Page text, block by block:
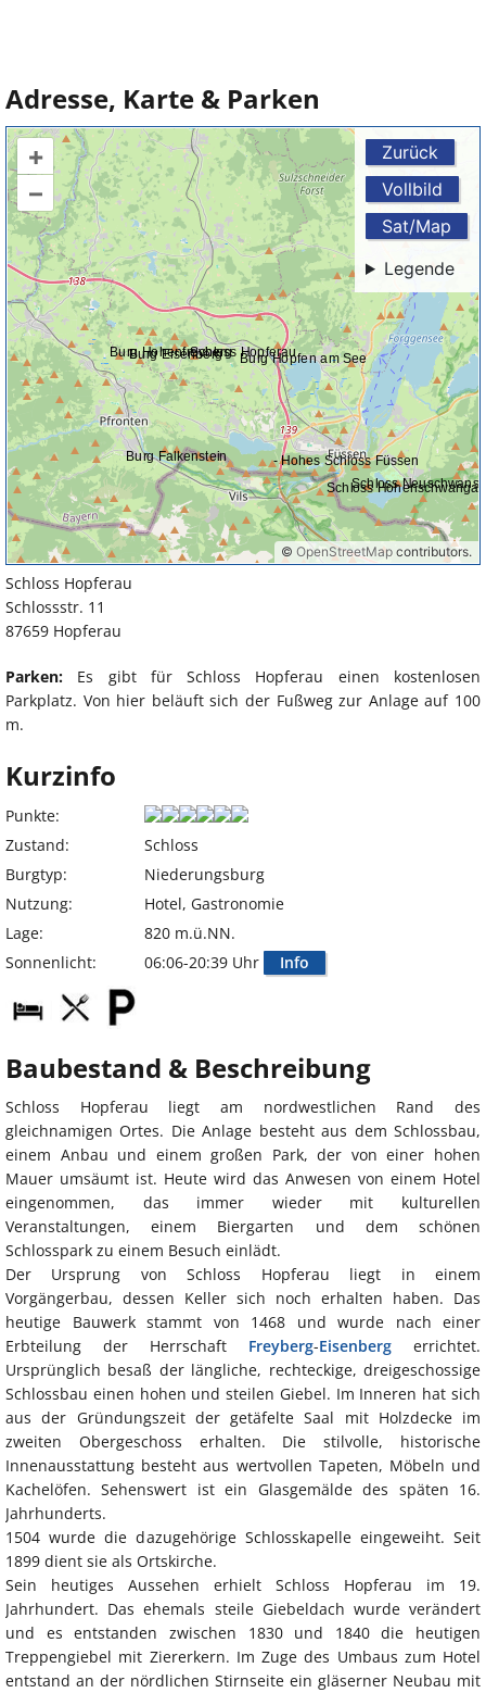
Adresse, Karte & Parken
Schloss Hopferau
Schlossstr. 11
87659 Hopferau
Parken: Es gibt für Schloss Hopferau einen kostenlosen
Parkplatz. Von hier beläuft sich der Fußweg zur Anlage auf 100
m.
Kurzinfo
Punkte:
Zustand:
Schloss
Burgtyp:
Niederungsburg
Nutzung:
Hotel, Gastronomie
Lage:
820 m.ü.NN.
Sonnenlicht:
06:06-20:39 Uhr Info
Baubestand & Beschreibung
Schloss Hopferau liegt am nordwestlichen Rand des
gleichnamigen Ortes. Die Anlage besteht aus dem Schlossbau,
einem Anbau und einem großen Park, der von einer hohen
Mauer umsäumt ist. Heute wird das Anwesen von einem Hotel
eingenommen, das immer wieder mit kulturellen
Veranstaltungen, einem Biergarten und dem schönen
Schlosspark zu einem Besuch einlädt.
Der Ursprung von Schloss Hopferau liegt in einem
Vorgängerbau, dessen Keller sich noch erhalten haben. Das
heutige Bauwerk stammt von 1468 und wurde nach einer
Erbteilung der Herrschaft Freyberg-Eisenberg errichtet.
Ursprünglich besaß der längliche, rechteckige, dreigeschossige
Schlossbau einen hohen und steilen Giebel. Im Inneren hat sich
aus der Gründungszeit der getäfelte Saal mit Holzdecke im
zweiten Obergeschoss erhalten. Die stilvolle, historische
Innenausstattung besteht aus wertvollen Tapeten, Möbeln und
Kachelöfen. Sehenswert ist ein Glasgemälde des späten 16.
Jahrhunderts.
1504 wurde die dazugehörige Schlosskapelle eingeweiht. Seit
1899 dient sie als Ortskirche.
Sein heutiges Aussehen erhielt Schloss Hopferau im 19.
Jahrhundert. Das ehemals steile Giebeldach wurde verändert
und es entstanden zwischen 1830 und 1840 die heutigen
Treppengiebel mit Ziererkern. Im Zuge des Umbaus zum Hotel
entstand an der nördlichen Stirnseite ein gläserner Neubau mit